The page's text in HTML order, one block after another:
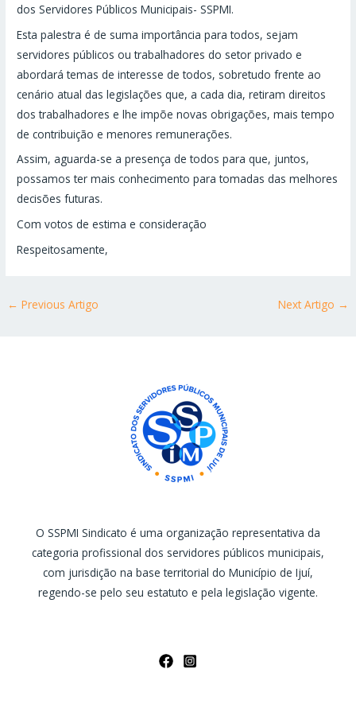
dos Servidores Públicos Municipais- SSPMI.
Esta palestra é de suma importância para todos, sejam
servidores públicos ou trabalhadores do setor privado e
abordará temas de interesse de todos, sobretudo frente ao
cenário atual das legislações que, a cada dia, retiram direitos
dos trabalhadores e lhe impõe novas obrigações, mais tempo
de contribuição e menores remunerações.
Assim, aguarda-se a presença de todos para que, juntos,
possamos ter mais conhecimento para tomadas das melhores
decisões futuras.
Com votos de estima e consideração
Respeitosamente,
← Previous Artigo Next Artigo →
O SSPMI Sindicato é uma organização representativa da
categoria profissional dos servidores públicos municipais,
com jurisdição na base territorial do Município de Ijuí,
regendo-se pelo seu estatuto e pela legislação vigente.